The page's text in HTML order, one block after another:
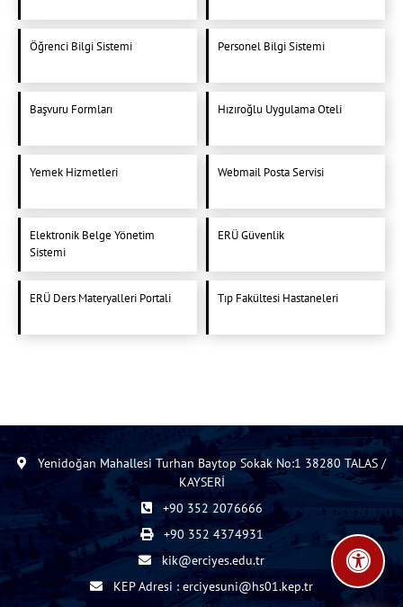
Öğrenci Bilgi Sistemi Personel Bilgi Sistemi
Başvuru Formları Hızıroğlu Uygulama Oteli
Yemek Hizmetleri Webmail Posta Servisi
Elektronik Belge Yönetim
Sistemi
ERÜ Güvenlik
ERÜ Ders Materyalleri Portali Tıp Fakültesi Hastaneleri
Yenidoğan Mahallesi Turhan Baytop Sokak No:1 38280 TALAS /
KAYSERİ
+90 352 2076666
+90 352 4374931
kik@erciyes.edu.tr
KEP Adresi : erciyesuni@hs01.kep.tr